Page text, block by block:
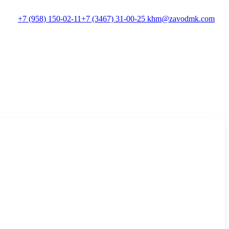
+7 (958) 150-02-11+7 (3467) 31-00-25 khm@zavodmk.com